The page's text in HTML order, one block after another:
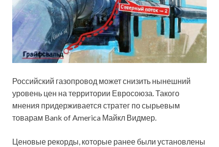
Российский газопровод может снизить нынешний
уровень цен на территории Евросоюза. Такого
мнения придерживается стратег по сырьевым
товарам Bank of America Майкл Видмер.
Ценовые рекорды, которые ранее были установлены